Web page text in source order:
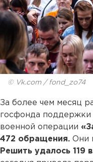
© Vk.com / fond_zo74
За более чем месяц
госфонда поддержки
военной операции
472 обращения. Они
Решить удалось 119